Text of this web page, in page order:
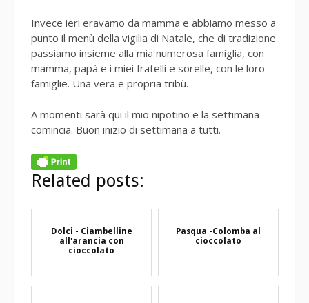
Invece ieri eravamo da mamma e abbiamo messo a
punto il menù della vigilia di Natale, che di tradizione
passiamo insieme alla mia numerosa famiglia, con
mamma, papà e i miei fratelli e sorelle, con le loro
famiglie. Una vera e propria tribù.
A momenti sarà qui il mio nipotino e la settimana
comincia. Buon inizio di settimana a tutti.
Related posts:
Dolci - Ciambelline
all'arancia con
cioccolato
Pasqua -Colomba al
cioccolato